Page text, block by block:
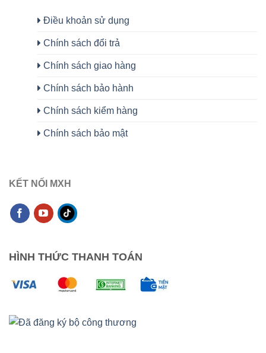
Điều khoản sử dụng
Chính sách đổi trả
Chính sách giao hàng
Chính sách bảo hành
Chính sách kiểm hàng
Chính sách bảo mật
KẾT NỐI MXH
HÌNH THỨC THANH TOÁN